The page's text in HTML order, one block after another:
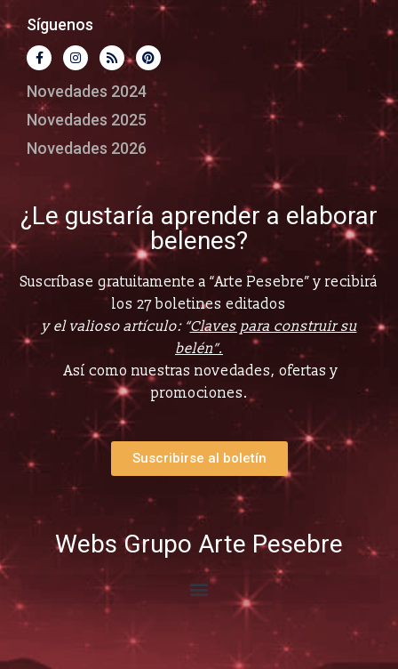
Síguenos
Novedades 2024
Novedades 2025
Novedades 2026
¿Le gustaría aprender a elaborar
belenes?
Suscríbase gratuitamente a “Arte Pesebre” y recibirá
los 27 boletines editados
y el valioso artículo: “Claves para construir su
belén”.
Así como nuestras novedades, ofertas y
promociones.
Suscribirse al boletín
Webs Grupo Arte Pesebre